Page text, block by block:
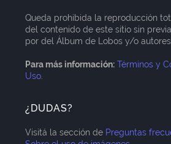
Queda prohibida la reproducción
del contenido de este sitio sin
por del Álbum de Lobos y/o
Para más información: Términos y
Uso
¿DUDAS?
Visitá la sección de Preguntas